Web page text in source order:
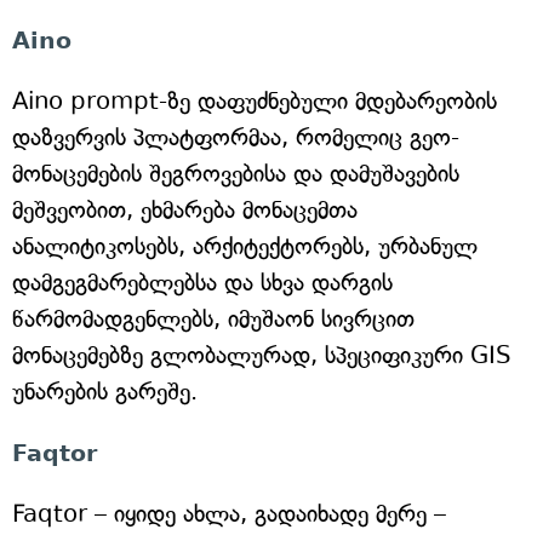
Aino
Aino prompt-ზე დაფუძნებული მდებარეობის
დაზვერვის პლატფორმაა, რომელიც გეო-
მონაცემების შეგროვებისა და დამუშავების
მეშვეობით, ეხმარება მონაცემთა
ანალიტიკოსებს, არქიტექტორებს, ურბანულ
დამგეგმარებლებსა და სხვა დარგის
წარმომადგენლებს, იმუშაონ სივრცით
მონაცემებზე გლობალურად, სპეციფიკური GIS
უნარების გარეშე.
Faqtor
Faqtor – იყიდე ახლა, გადაიხადე მერე –